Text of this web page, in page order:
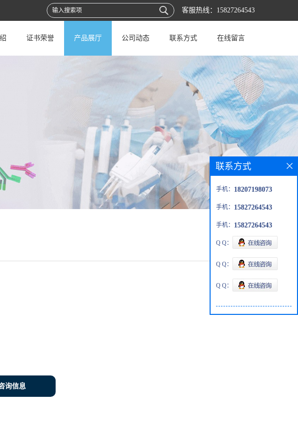
客服热线： 15827264543
证书荣誉 产品展厅 公司动态 联系方式 在线留言
询信息
联系方式
手机： 18207198073
手机： 15827264543
手机： 15827264543
Q Q：
Q Q：
Q Q：